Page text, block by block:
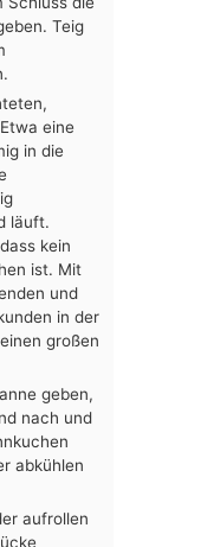
Teig
eine
in die
läuft.
kein
ist. Mit
und
in der
großen
geben,
nach und
abkühlen
aufrollen